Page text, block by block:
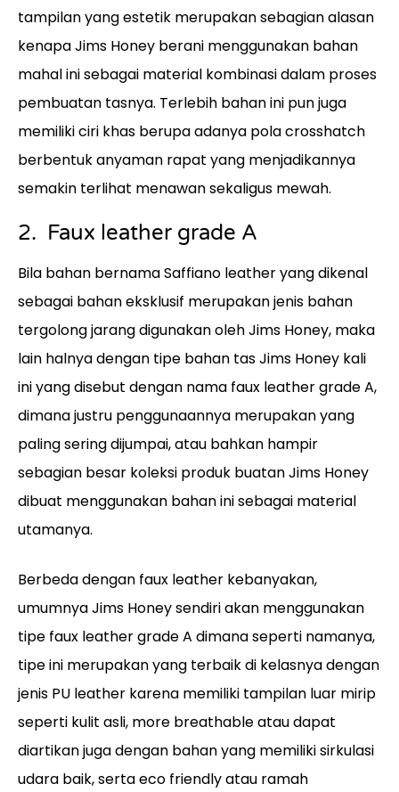
tampilan yang estetik merupakan sebagian alasan
kenapa Jims Honey berani menggunakan bahan
mahal ini sebagai material kombinasi dalam proses
pembuatan tasnya. Terlebih bahan ini pun juga
memiliki ciri khas berupa adanya pola crosshatch
berbentuk anyaman rapat yang menjadikannya
semakin terlihat menawan sekaligus mewah.
2. Faux leather grade A
Bila bahan bernama Saffiano leather yang dikenal
sebagai bahan eksklusif merupakan jenis bahan
tergolong jarang digunakan oleh Jims Honey, maka
lain halnya dengan tipe bahan tas Jims Honey kali
ini yang disebut dengan nama faux leather grade A,
dimana justru penggunaannya merupakan yang
paling sering dijumpai, atau bahkan hampir
sebagian besar koleksi produk buatan Jims Honey
dibuat menggunakan bahan ini sebagai material
utamanya.
Berbeda dengan faux leather kebanyakan,
umumnya Jims Honey sendiri akan menggunakan
tipe faux leather grade A dimana seperti namanya,
tipe ini merupakan yang terbaik di kelasnya dengan
jenis PU leather karena memiliki tampilan luar mirip
seperti kulit asli, more breathable atau dapat
diartikan juga dengan bahan yang memiliki sirkulasi
udara baik, serta eco friendly atau ramah